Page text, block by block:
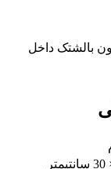
بالشتک داخل